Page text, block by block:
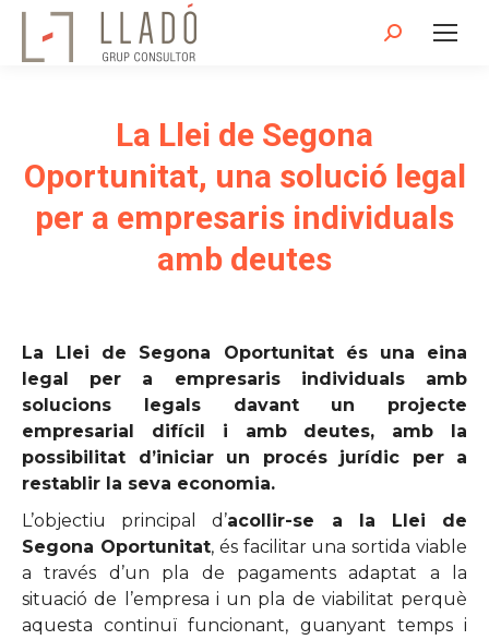
Search:
La Llei de Segona
Oportunitat, una solució legal
per a empresaris individuals
amb deutes
La Llei de Segona Oportunitat és una eina
legal per a empresaris individuals amb
solucions legals davant un projecte
empresarial difícil i amb deutes, amb la
possibilitat d’iniciar un procés jurídic per a
restablir la seva economia.
L’objectiu principal d’acollir-se a la Llei de
Segona Oportunitat, és facilitar una sortida viable
a través d’un pla de pagaments adaptat a la
situació de l’empresa i un pla de viabilitat perquè
aquesta continuï funcionant, guanyant temps i